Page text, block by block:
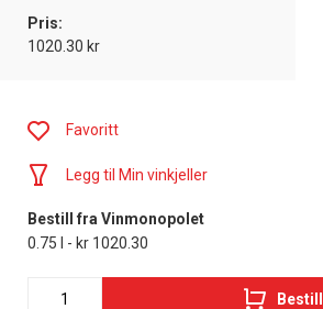
Pris:
1020.30 kr
Favoritt
Legg til Min vinkjeller
Bestill fra Vinmonopolet
0.75 l - kr 1020.30
Bestill